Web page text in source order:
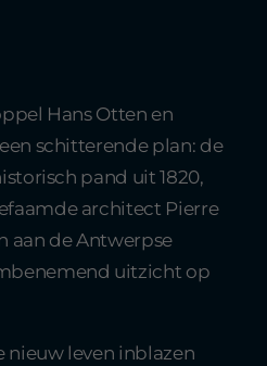
Hans Otten en
schitterende plan: de
pand uit 1820,
architect Pierre
aan de Antwerpse
uitzicht op
nieuw leven inblazen